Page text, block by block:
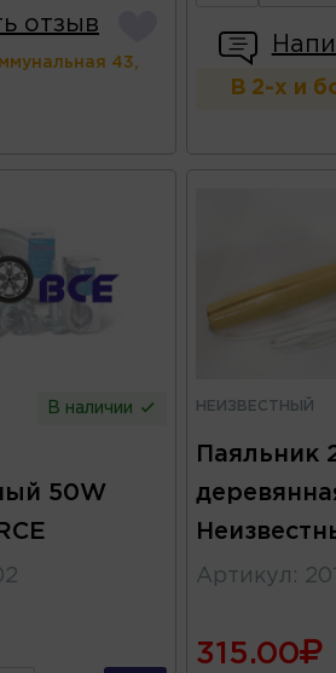
отзыв
43,
В 2-х и
В наличии
50W
НЕИЗВЕСТНЫЙ
Паяльник
Артикул :
315.00